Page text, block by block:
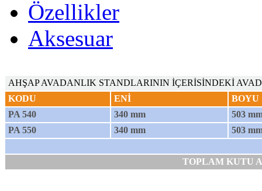
Özellikler
Aksesuar
AHŞAP AVADANLIK STANDLARININ İÇERİSİNDEKİ
KODU
ENİ
BOYU
PA 540
340 mm
503
PA 550
340 mm 503
TOPLAM KUTU